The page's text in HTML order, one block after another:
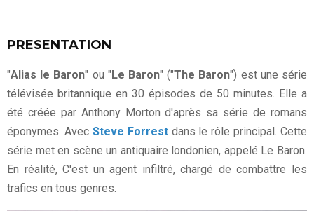
PRESENTATION
"Alias le Baron" ou "Le Baron" ("The Baron") est une série
télévisée britannique en 30 épisodes de 50 minutes. Elle a
été créée par Anthony Morton d'après sa série de romans
éponymes. Avec Steve Forrestdans le rôle principal. Cette
série met en scène un antiquaire londonien, appelé Le Baron.
En réalité, C'est un agent infiltré, chargé de combattre les
trafics en tous genres.